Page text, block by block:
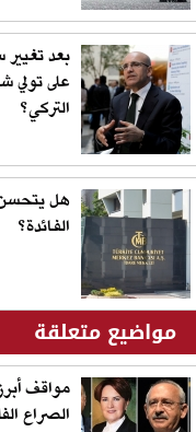
بعد
على تولي
التركي؟
هل يتحسن
الفائدة؟
مواضيع متعلقة
مواقف
الصراع